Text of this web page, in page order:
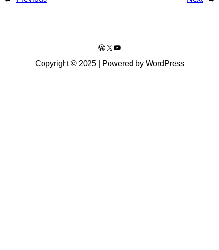
WordPress
X YouTube
Copyright © 2025 | Powered by WordPress